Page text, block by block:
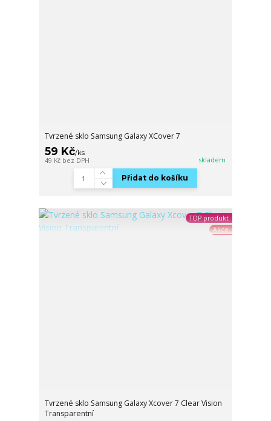
Tvrzené sklo Samsung Galaxy XCover 7
59 Kč/ks
49 Kč bez DPH skladem
Přidat do košíku
TOP produkt
Akce
Tvrzené sklo Samsung Galaxy Xcover 7 Clear Vision
Transparentní